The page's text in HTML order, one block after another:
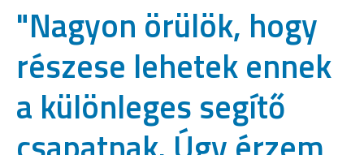
"Nagyon örülök, hogy
részese lehetek ennek
a különleges segítő